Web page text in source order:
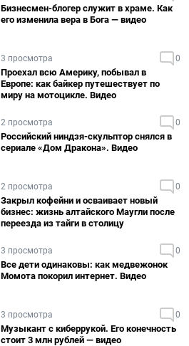
Бизнесмен-блогер служит в храме. Как
его изменила вера в Бога — видео
3 просмотра 0
Проехал всю Америку, побывал в
Европе: как байкер путешествует по
миру на мотоцикле. Видео
2 просмотра 0
Российский ниндзя-скульптор снялся в
сериале «Дом Дракона». Видео
2 просмотра 0
Закрыл кофейни и осваивает новый
бизнес: жизнь алтайского Маугли после
переезда из тайги в столицу
3 просмотра 0
Все дети одинаковы: как медвежонок
Момота покорил интернет. Видео
3 просмотра 0
Музыкант с киберрукой. Его конечность
стоит 3 млн рублей — видео